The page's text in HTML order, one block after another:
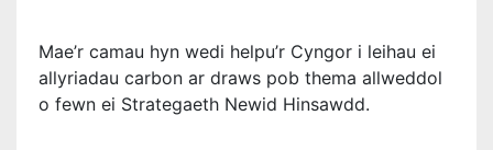
Mae’r camau hyn wedi helpu’r Cyngor i leihau ei
allyriadau carbon ar draws pob thema allweddol
o fewn ei Strategaeth Newid Hinsawdd.